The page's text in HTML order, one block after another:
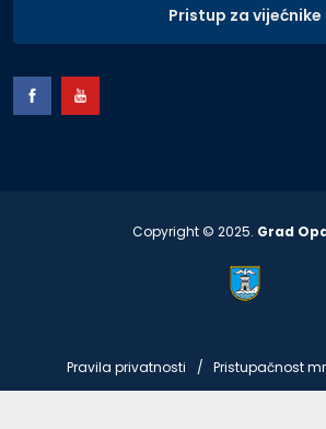
Pristup za vijećnike
Copyright © 2025. Grad
Pravila privatnosti Pristupačnost